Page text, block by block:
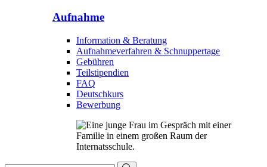
Aufnahme
Information & Beratung
Aufnahmeverfahren & Schnuppertage
Gebühren
Teilstipendien
FAQ
Deutschkurs
Bewerbung